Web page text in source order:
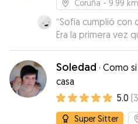
Coruña - 9.99 km
“Sofía cumplió con
Era la primera vez
desconocido y
dulce, y eso creo que transmite paz a
mascotas. Nos
iba Ricky,
Repetiremos
Soledad · Como
casa
5.0 (
Super Sitter